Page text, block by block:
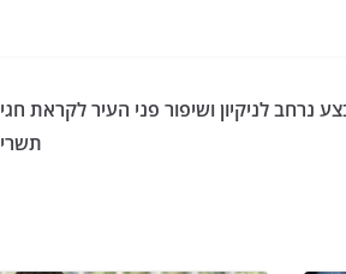
נרחב לניקיון ושיפור פני העיר לקראת חגי
תשרי